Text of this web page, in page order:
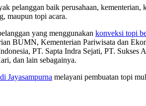
pelanggan baik perusahaan,
maupun topi acara.
yang menggunakan konveksi topi
BUMN, Kementerian Pariwisata dan
PT. Sapta Indra Sejati, PT.
dan lain sebagainya.
di Jayasampurna melayani pembuatan topi